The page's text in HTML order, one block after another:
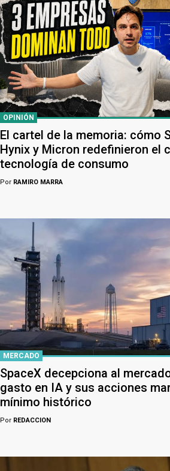
OPINIÓN
El cartel de la memoria: cómo
Hynix y Micron redefinieron el
tecnología de consumo
Por RAMIRO MARRA
MERCADO
SpaceX decepciona al
gasto en IA y sus acciones
mínimo histórico
Por REDACCION